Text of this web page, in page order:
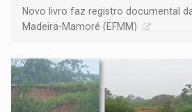
Novo livro faz registro documental
Madeira-Mamoré (EFMM)